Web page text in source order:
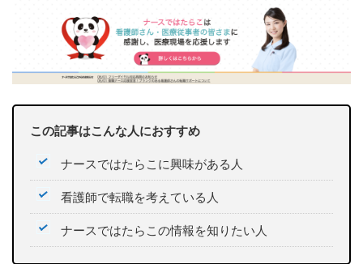
この記事はこんな人におすすめ
ナースではたらこに興味がある人
看護師で転職を考えている人
ナースではたらこの情報を知りたい人